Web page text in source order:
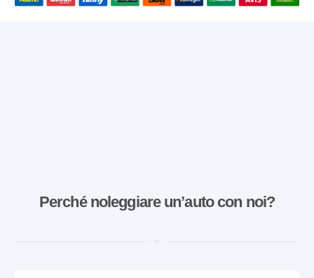
Perché noleggiare un’auto con noi?